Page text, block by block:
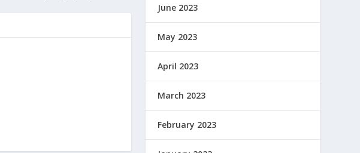
June 2023
May 2023
April 2023
March 2023
February 2023